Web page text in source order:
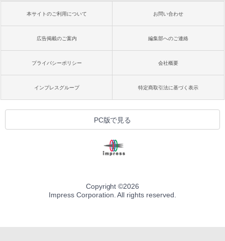
本サイトのご利用について お問い合わせ
広告掲載のご案内 編集部へのご連絡
プライバシーポリシー 会社概要
インプレスグループ 特定商取引法に基づく表示
PC版で見る
Copyright ©2026
Impress Corporation. All rights reserved.